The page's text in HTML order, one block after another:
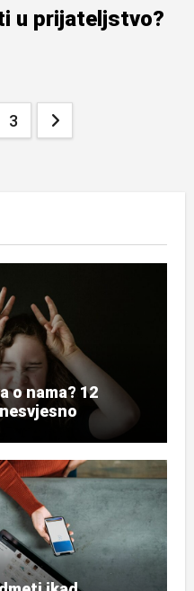
u prijateljstvo?
3
o nama? 12